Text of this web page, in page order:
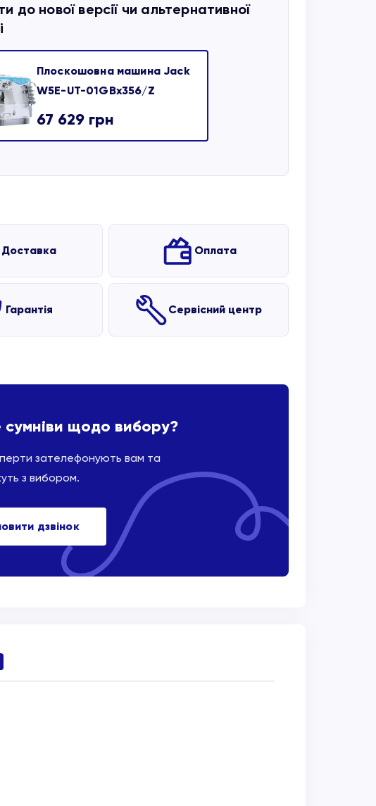
до нової версії чи альтернативної
Плоскошовна машина Jack
W5E-UT-01GBx356/Z
67 629 грн
Доставка Оплата
Гарантія Сервісний центр
щодо вибору?
зателефонують вам та
з вибором.
дзвінок